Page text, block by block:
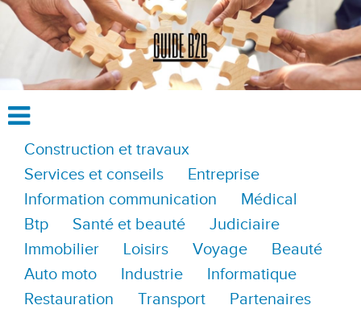
Construction et travaux
Services et conseils
Entreprise
Information communication
Médical
Btp
Santé et beauté
Judiciaire
Immobilier
Loisirs Voyage
Beauté
Auto moto
Industrie
Informatique
Restauration
Transport Partenaires